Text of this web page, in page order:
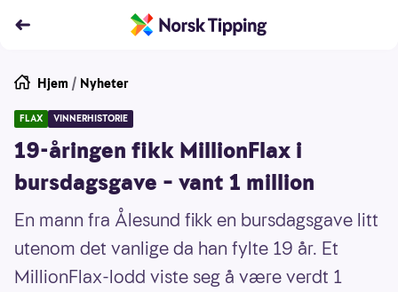
Hjem / Nyheter
FLAX VINNERHISTORIE
19-åringen fikk MillionFlax i
bursdagsgave – vant 1 million
En mann fra Ålesund fikk en bursdagsgave litt
utenom det vanlige da han fylte 19 år. Et
MillionFlax-lodd viste seg å være verdt 1